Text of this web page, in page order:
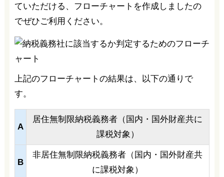
ていただける、フローチャートを作成しましたの
でぜひご利用ください。
上記のフローチャートの結果は、以下の通りで
す。
A
居住無制限納税義務者（国内・国外財産共に
課税対象）
B
非居住無制限納税義務者（国内・国外財産共
に課税対象）